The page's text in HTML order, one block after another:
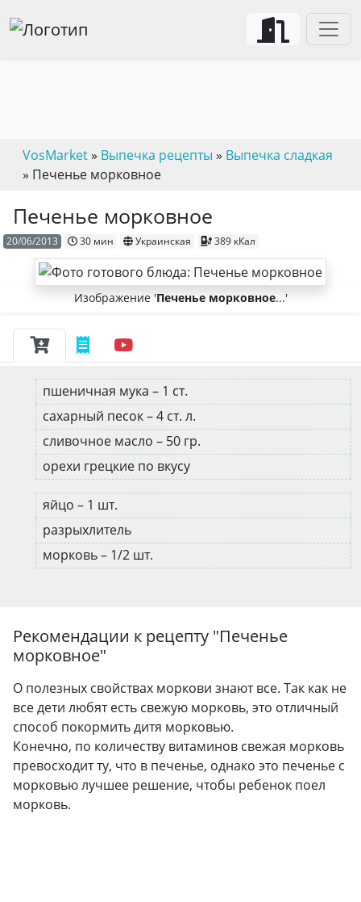
VosMarket» Выпечка рецепты » Выпечка сладкая
» Печенье морковное
Печенье морковное
20/06/2013 30 мин Украинская 389 кКал
Изображение 'Печенье морковное...'
пшеничная мука – 1 ст.
сахарный песок – 4 ст. л.
сливочное масло – 50 гр.
орехи грецкие по вкусу
яйцо – 1 шт.
разрыхлитель
морковь – 1/2 шт.
Рекомендации к рецепту "Печенье
морковное"
О полезных свойствах моркови знают все. Так как не
все дети любят есть свежую морковь, это отличный
способ покормить дитя морковью.
Конечно, по количеству витаминов свежая морковь
превосходит ту, что в печенье, однако это печенье с
морковью лучшее решение, чтобы ребенок поел
морковь.